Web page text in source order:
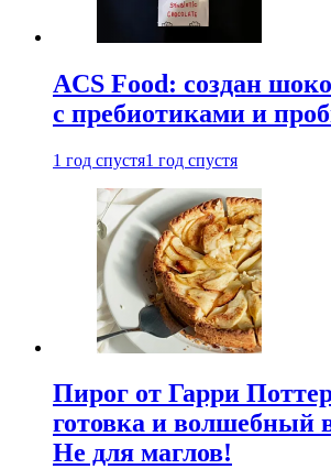
ACS Food: создан
с пребиотиками и
1 год спустя1 год спустя
Пирог от Гарри
готовка и волшебный
Не для маглов!